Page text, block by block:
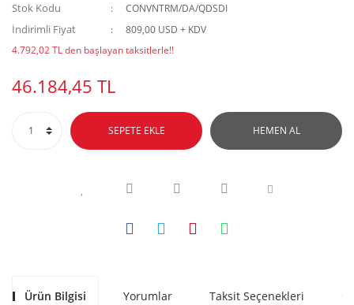
Stok Kodu CONVNTRM/DA/QDSDI
İndirimli Fiyat
809,00 USD + KDV
4.792,02 TL den başlayan taksitlerle!!
46.184,45 TL
SEPETE EKLE HEMEN AL
Ürün Bilgisi Yorumlar Taksit Seçenekleri